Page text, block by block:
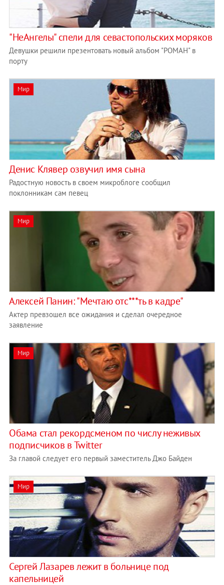
"НеАнгелы" спели для севастопольских моряков
Девушки решили презентовать новый альбом "РОМАН" в
порту
Мир
Денис Клявер озвучил имя сына
Радостную новость в своем микроблоге сообщил
поклонникам сам певец
Мир
Алексей Панин: "Мечтаю отс***ть в кадре"
Актер превзошел все ожидания и сделал очередное
заявление
Мир
Обама стал рекордсменом по числу неживых
подписчиков в Twitter
За главой следует его первый заместитель Джо Байден
Мир
Сергей Лазарев лежит в больнице под
капельницей